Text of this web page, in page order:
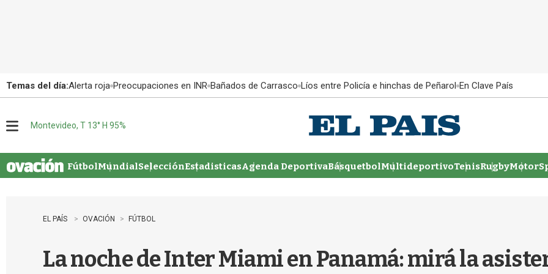
Temas del día:Alerta roja Preocupaciones en INR Bañados de Carrasco Líos entre Policía e hinchas de Peñarol En Clave País
u
Montevideo, T 13° H 95%
FútbolMundialSelecciónEstadisticasAgenda DeportivaBásquetbolMultideportivoTenisRugby
EL PAÍS OVACIÓN FÚTBOL
La noche de Inter Miami en Panamá: mirá la